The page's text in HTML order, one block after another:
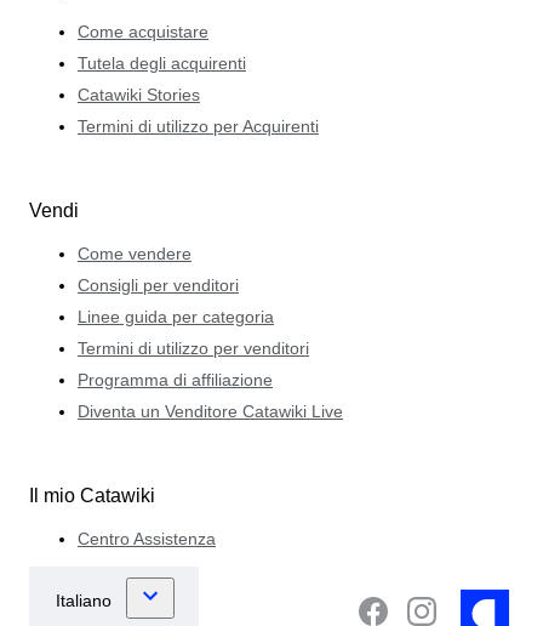
Come acquistare
Tutela degli acquirenti
Catawiki Stories
Termini di utilizzo per Acquirenti
Vendi
Come vendere
Consigli per venditori
Linee guida per categoria
Termini di utilizzo per venditori
Programma di affiliazione
Diventa un Venditore Catawiki Live
Il mio Catawiki
Centro Assistenza